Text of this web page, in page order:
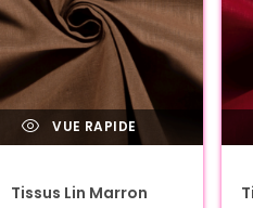
VUE RAPIDE
Tissus Lin Marron